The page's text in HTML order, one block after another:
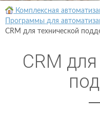
Комплексная
Программы для
CRM для технической
CRM